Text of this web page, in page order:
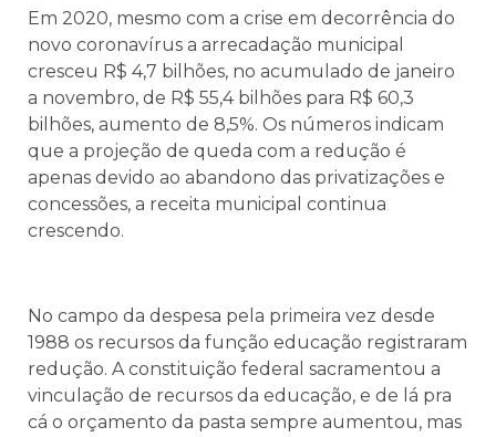
Em 2020, mesmo com a crise em decorrência do
novo coronavírus a arrecadação municipal
cresceu R$ 4,7 bilhões, no acumulado de janeiro
a novembro, de R$ 55,4 bilhões para R$ 60,3
bilhões, aumento de 8,5%. Os números indicam
que a projeção de queda com a redução é
apenas devido ao abandono das privatizações e
concessões, a receita municipal continua
crescendo.
No campo da despesa pela primeira vez desde
1988 os recursos da função educação registraram
redução. A constituição federal sacramentou a
vinculação de recursos da educação, e de lá pra
cá o orçamento da pasta sempre aumentou, mas